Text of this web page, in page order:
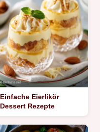
Einfache Eierlikör
Dessert Rezepte